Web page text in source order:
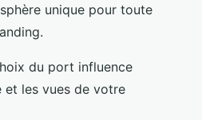
unique pour toute
du port influence
et les vues de votre